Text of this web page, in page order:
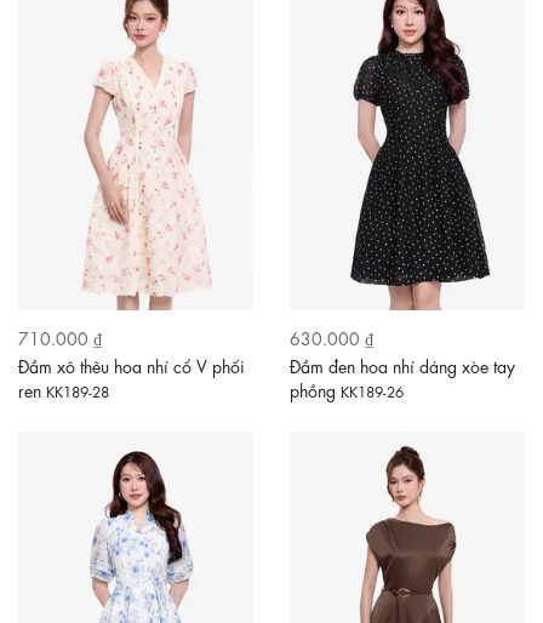
710.000 ₫
Đầm xô thêu hoa nhí cổ V phối
ren KK189-28
630.000 ₫
Đầm đen hoa nhí dáng xòe tay
phồng KK189-26